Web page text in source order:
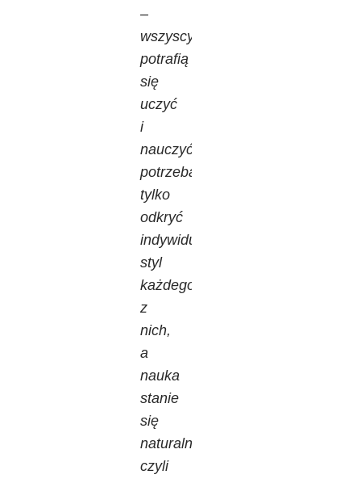
–
wszyscy
potrafią
się
uczyć
i
nauczyć,
potrzeba
tylko
odkryć
indywidualny
styl
każdego
z
nich,
a
nauka
stanie
się
naturalna,
czyli